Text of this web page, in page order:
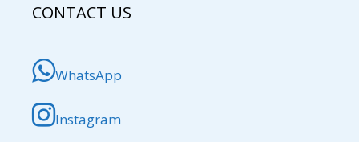
CONTACT US
WhatsApp
Instagram